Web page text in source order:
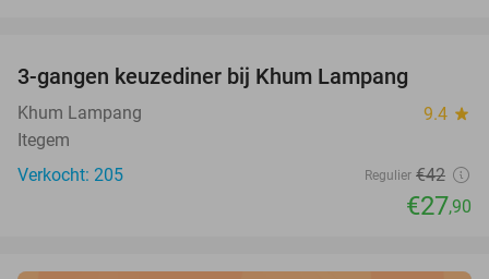
3-gangen keuzediner bij Khum Lampang
Khum Lampang 9.4 star
Itegem
Verkocht: 205
Regulier €42
€27,90